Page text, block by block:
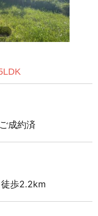
成約済
徒歩2.2km